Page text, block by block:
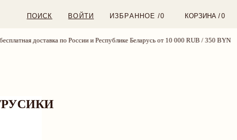
по России и Республике Беларусь от 10 000 RUB / 350 BYN
ВОЙТИ ИЗБРАННОЕ / КОРЗИНА /0